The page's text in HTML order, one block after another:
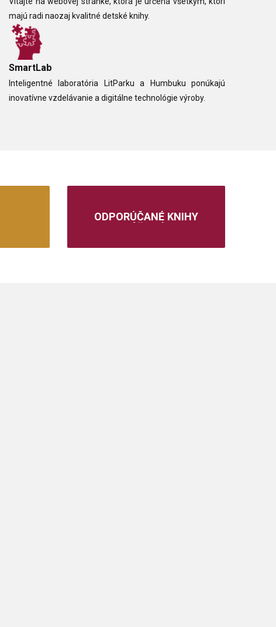
majú radi naozaj kvalitné detské knihy.
SmartLab
Inteligentné laboratória LitParku a Humbuku ponúkajú
inovatívne vzdelávanie a digitálne technológie výroby.
ODPORÚČANÉ KNIHY